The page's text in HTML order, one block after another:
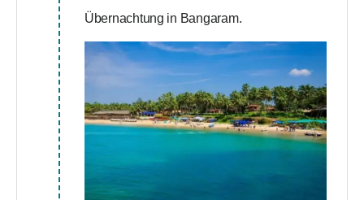
Übernachtung in Bangaram.